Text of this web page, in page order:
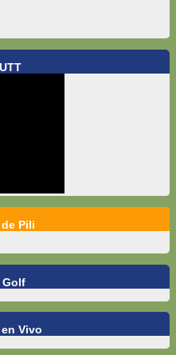
Pili
Golf
Vivo